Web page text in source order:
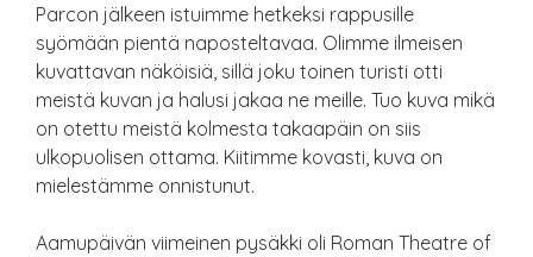
Parcon jälkeen istuimme hetkeksi rappusille
syömään pientä naposteltavaa. Olimme ilmeisen
kuvattavan näköisiä, sillä joku toinen turisti otti
meistä kuvan ja halusi jakaa ne meille. Tuo kuva mikä
on otettu meistä kolmesta takaapäin on siis
ulkopuolisen ottama. Kiitimme kovasti, kuva on
mielestämme onnistunut.
Aamupäivän viimeinen pysäkki oli Roman Theatre of